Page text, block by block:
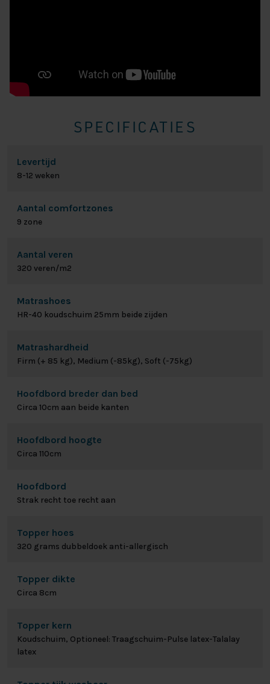
SPECIFICATIES
Levertijd
8-12 weken
Aantal comfortzones
9 zone
Aantal veren
320 veren/m2
Matrashoes
HR-40 koudschuim 25mm beide zijden
Matrashardheid
Firm (+ 85 kg), Medium (-85kg), Soft (-75kg)
Hoofdbord breder dan bed
Circa 10cm aan beide kanten
Hoofdbord hoogte
Circa 110cm
Hoofdbord
Strak recht toe recht aan
Topper hoes
320 grams dubbeldoek anti-allergisch
Topper dikte
Circa 8cm
Topper kern
Koudschuim, Optioneel: Traagschuim-Pulse latex-Talalay
latex